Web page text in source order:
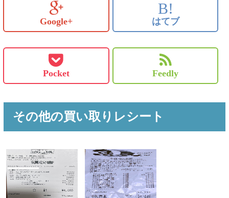
Google+
B!
はてブ
Pocket Feedly
その他の買い取りレシート